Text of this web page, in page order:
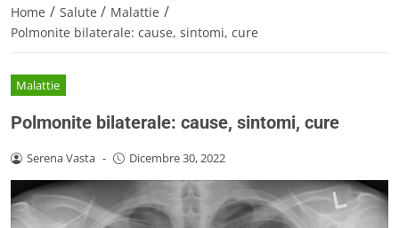
Home / Salute / Malattie /
Polmonite bilaterale: cause, sintomi, cure
Malattie
Polmonite bilaterale: cause, sintomi, cure
Serena Vasta - Dicembre 30, 2022